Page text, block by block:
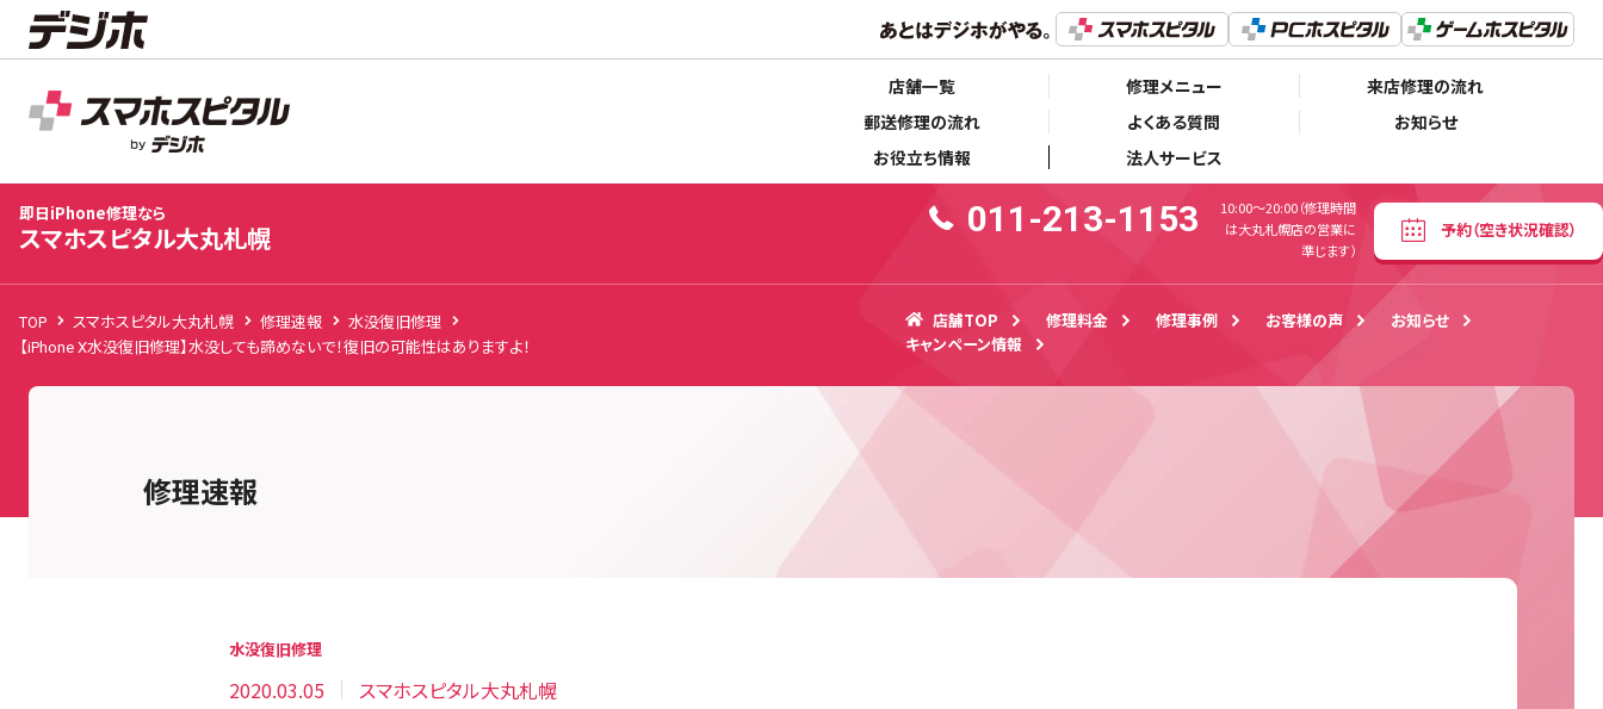
店舗一覧 修理メニュー
来店修理の流れ
郵送修理の流れ
よくある質問
お知らせ
お役立ち情報
法人サービス
スマホスピタル大丸札幌
店舗TOP 修理料金 修理事例 お客様の声 お知らせ キャンペーン情報
011-213-1153
10:00〜20:00（修理時間は大丸札幌店の営業に準じます）
予約（空き状況確認）
即日iPhone修理なら
スマホスピタル大丸札幌 011-213-1153
10:00〜20:00（修理時間
は大丸札幌店の営業に
準じます）
予約（空き状況確認）
TOP スマホスピタル大丸札幌 修理速報
水没復旧修理
【iPhone X水没復旧修理】水没しても諦めないで！復旧の可能性はありますよ！
店舗TOP 修理料金 修理事例 お客様の声
お知らせ
キャンペーン情報
修理速報
水没復旧修理
2020.03.05 スマホスピタル大丸札幌